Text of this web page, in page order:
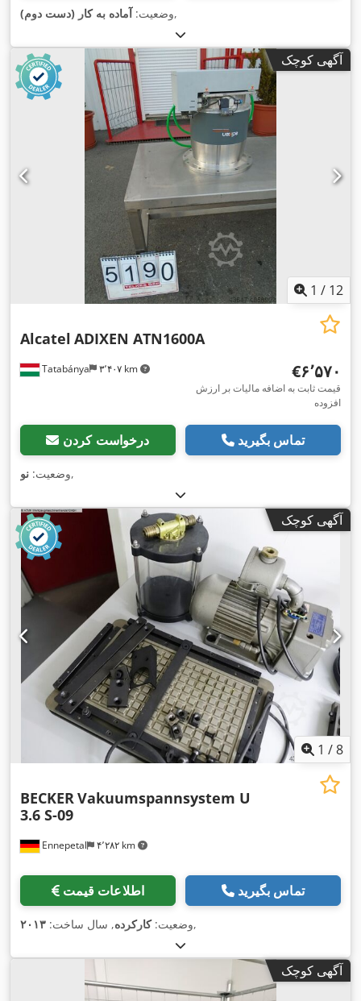
وضعیت: آماده به کار (دست دوم) ,
آگهی کوچک
1 / 12
Tatabánya ۳٬۴۰۷ km
Alcatel ADIXEN ATN1600A
‎€۶٬۵۷۰
قیمت ثابت به اضافه مالیات بر ارزش
افزوده
درخواست کردن تماس بگیرید
وضعیت: نو ,
آگهی کوچک
1 /8
Ennepetal ۴٬۲۸۲ km
BECKERVakuumspannsystem U
3.6 S-09
اطلاعات قیمت تماس بگیرید
وضعیت:کارکرده, سال ساخت: ۲۰۱۳ ,
آگهی کوچک